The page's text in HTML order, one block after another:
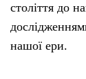
століття до
нашої ери.